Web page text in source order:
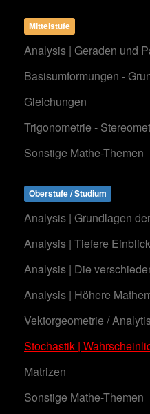
Mittelstufe
Analysis | Geraden und
Basisumformungen -
Gleichungen
Trigonometrie -
Sonstige Mathe-Themen
Oberstufe / Studium
Analysis | Grundlagen
Analysis | Tiefere
Analysis | Die
Analysis | Höhere
Vektorgeometrie /
Stochastik |
Matrizen
Sonstige Mathe-Themen